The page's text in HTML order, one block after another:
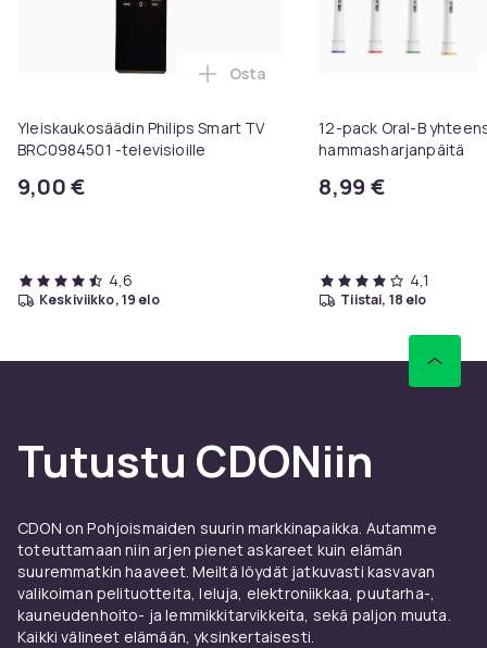
Yleiskaukosäädin Philips Smart TV
BRC0984501 -televisioille
9,00 €
Lisää Yleiskaukosäädin Philips
Osta
4,6
keskiviikko, 19 elo
12-pack Oral-B
hammasharjanpäitä
8,99 €
4,1
tiistai, 18 elo
Tutustu CDONiin
CDON on Pohjoismaiden suurin markkinapaikka. Autamme
toteuttamaan niin arjen pienet askareet kuin elämän
suuremmatkin haaveet. Meiltä löydät jatkuvasti kasvavan
valikoiman pelituotteita, leluja, elektroniikkaa, puutarha-,
kauneudenhoito- ja lemmikkitarvikkeita, sekä paljon muuta.
Kaikki välineet elämään, yksinkertaisesti.